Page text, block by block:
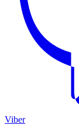
Viber